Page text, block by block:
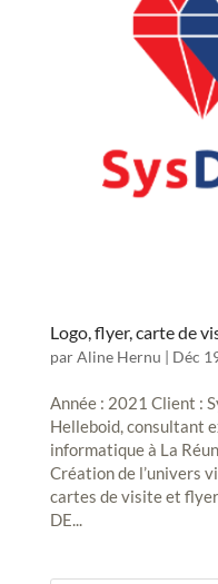
Logo, flyer, carte de
parAline Hernu | Déc
Année : 2021 Client :
Helleboid, consultant
informatique à La
Création de l’univers
cartes de visite et
DE...